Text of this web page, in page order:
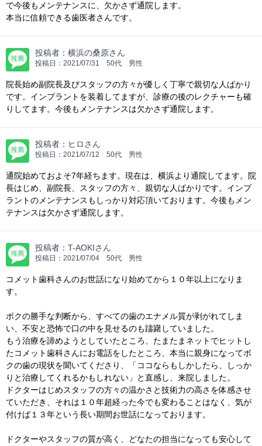
で今後もメンテナンスに、欠かさず通院します。
本当に信頼できる歯医者さんです。
投稿者： 横浜の桑原さん
投稿日： 2021/07/31 50代 男性
院長始め副院長及びスタッフの方々が優しく丁寧で親切な人ばかり
です。インプラントを装着してますが、診療の後のレクチャーも確
りしてます。今後もメンテナンスは欠かさず通院します。
投稿者： ヒロさん
投稿日： 2021/07/12 50代 男性
通院始めておよそ7年経ちます。現在は、横浜より通院してます。院
長はじめ、副院長、スタッフの方々、親切な人ばかりです。インプ
ラントのメンテナンスもしっかり対応頂いております。今後もメン
テナンスは欠かさず通院します。
投稿者： T-AOKIさん
投稿日： 2021/07/04 50代 男性
コメット歯科さんのお世話になり始めてから１０年以上になりま
す。
ボクの勝手な判断から、すべての歯のエナメル質が剥がれてしま
い、不安と恐怖で口の中を見せるのも躊躇していました。
もう治療を諦めようとしていたところ、たまたまネットでヒットし
たコメット歯科さんにお電話をしたところ、本当に親身になってボ
クの歯の現状を聞いてくださり、「ココならもしかしたら、しっか
りと治療してくれるかもしれない」と直感し、来院しました。
ドクターはじめスタッフの方々の温かさと技術力の高さを体感させ
ていただき、それは１０年超経った今でも変わることはなく、気が
付けば１３年という長い期間お世話になっております。
ドクターやスタッフの質が高く、どなたの担当になっても安心して